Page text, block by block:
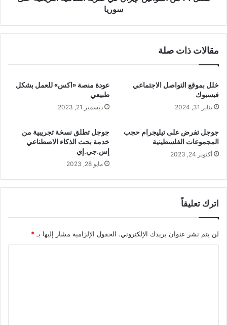
سوريا
مقالات ذات صلة
خلل بموقع التواصل الاجتماعي
فيسبوك
يناير 31, 2024
عودة منصة «اكس» للعمل بشكل
طبيعي
ديسمبر 21, 2023
جوجل تفرض على تيليجرام حجب
المجموعات الفلسطينية
أكتوبر 24, 2023
جوجل تطلق نسخة تجريبية من
خدمة بحث الذكاء الاصطناعي
إس.جي.إي
مايو 28, 2023
اترك تعليقاً
لن يتم نشر عنوان بريدك الإلكتروني. الحقول الإلزامية مشار إليها بـ *